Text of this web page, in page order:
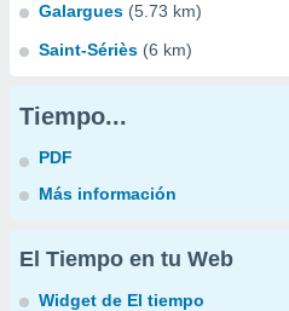
Galargues (5.73 km)
Saint-Sériès (6 km)
Tiempo...
PDF
Más información
El Tiempo en tu Web
Widget de El tiempo